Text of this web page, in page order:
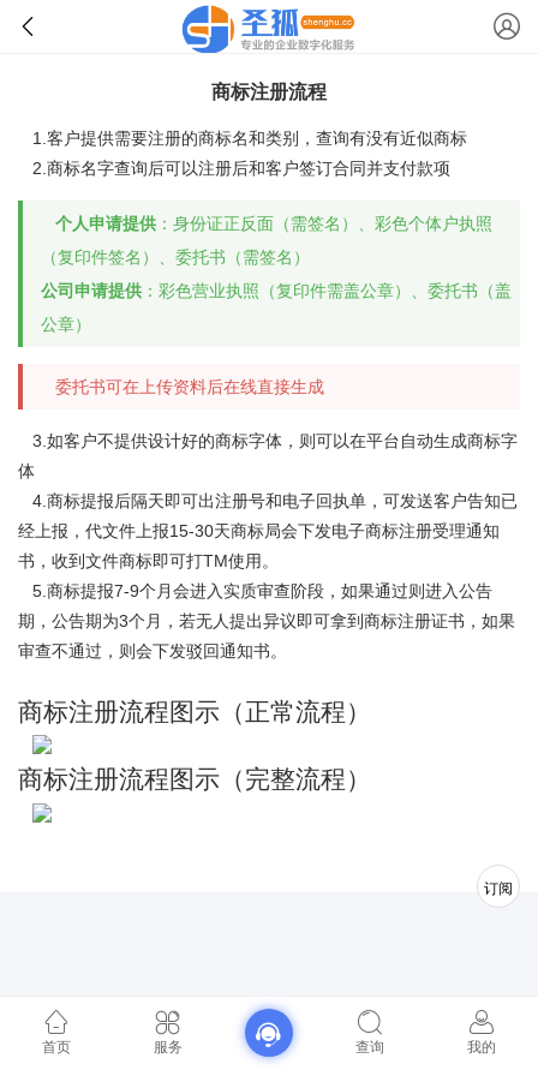
商标注册流程
1.客户提供需要注册的商标名和类别，查询有没有近似商标
2.商标名字查询后可以注册后和客户签订合同并支付款项
个人申请提供 ：身份证正反面（需签名）、彩色个体户执照
（复印件签名）、委托书（需签名）
公司申请提供 ：彩色营业执照（复印件需盖公章）、委托书（盖
公章）
委托书可在上传资料后在线直接生成
3.如客户不提供设计好的商标字体，则可以在平台自动生成商标字
体
4.商标提报后隔天即可出注册号和电子回执单，可发送客户告知已
经上报，代文件上报15-30天商标局会下发电子商标注册受理通知
书，收到文件商标即可打TM使用。
5.商标提报7-9个月会进入实质审查阶段，如果通过则进入公告
期，公告期为3个月，若无人提出异议即可拿到商标注册证书，如果
审查不通过，则会下发驳回通知书。
商标注册流程图示（正常流程）
商标注册流程图示（完整流程）
首页 服务 查询 我的
订阅